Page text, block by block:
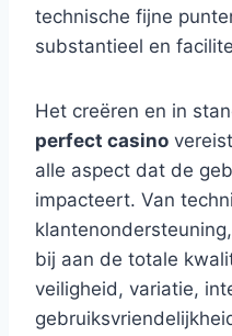
technische fijne
substantieel en
Het creëren en in
perfect casino
alle aspect dat de
impacteert. Van
bij aan de totale
veiligheid, variatie,